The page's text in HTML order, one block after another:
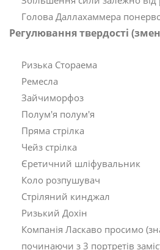
Голова Даллахаммера
Регулювання твердості
Ризька Стораема
Ремесла
Зайчиморфоз
Полум'я полум'я
Пряма стрілка
Чейз стрілка
Єретичний шліфувальник
Коло розпушувач
Стріляний кинджал
Ризький Дохін
Компанія Ласкаво просимо
починаючи з 3 портретів